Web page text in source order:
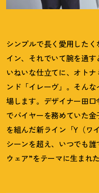
シンプルで長く愛用した
イン、それでいて腕を通
いねいな仕立てに、オト
ンド「イレーヴ」。そん
場します。デザイナー田
でバイヤーを務めていた
を組んだ新ライン「Y（ワ
シーンを超え、いつでも
ウェア”をテーマに生まれ